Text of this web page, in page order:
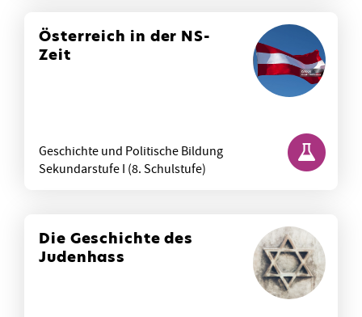
Österreich in der NS-
Zeit
Geschichte und Politische Bildung
Sekundarstufe I (8. Schulstufe)
Die Geschichte des
Judenhass